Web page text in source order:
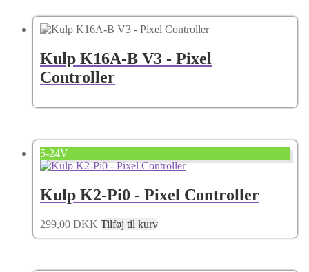
Kulp K16A-B V3 - Pixel
Controller
5-24V
Kulp K2-Pi0 - Pixel Controller
299,00 DKK Tilføj til kurv